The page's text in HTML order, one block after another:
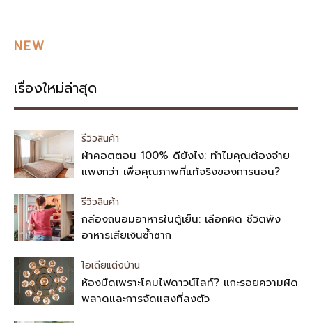
NEW
เรื่องใหม่ล่าสุด
รีวิวสินค้า
ผ้าคอตตอน 100% ดียังไง: ทำไมคุณต้องจ่าย
แพงกว่า เพื่อคุณภาพที่แท้จริงของการนอน?
รีวิวสินค้า
กล่องถนอมอาหารในตู้เย็น: เลือกผิด ชีวิตพัง
อาหารเสียเงินซ้ำซาก
ไอเดียแต่งบ้าน
ห้องมืดเพราะโคมไฟดาวน์ไลท์? แกะรอยความผิด
พลาดและการจัดแสงที่ลงตัว